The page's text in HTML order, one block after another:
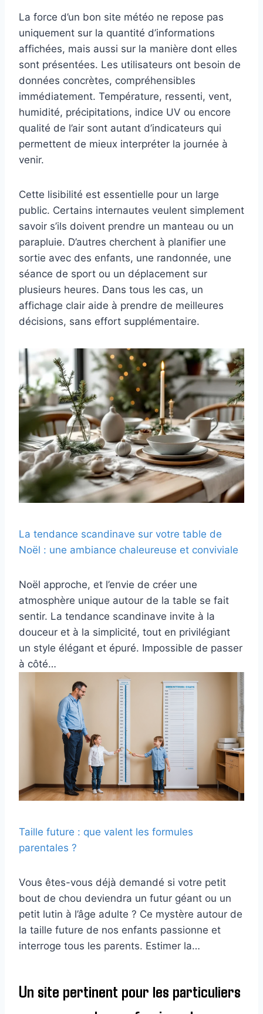
La force d’un bon site météo ne repose pas
uniquement sur la quantité d’informations
affichées, mais aussi sur la manière dont elles
sont présentées. Les utilisateurs ont besoin de
données concrètes, compréhensibles
immédiatement. Température, ressenti, vent,
humidité, précipitations, indice UV ou encore
qualité de l’air sont autant d’indicateurs qui
permettent de mieux interpréter la journée à
venir.
Cette lisibilité est essentielle pour un large
public. Certains internautes veulent simplement
savoir s’ils doivent prendre un manteau ou un
parapluie. D’autres cherchent à planifier une
sortie avec des enfants, une randonnée, une
séance de sport ou un déplacement sur
plusieurs heures. Dans tous les cas, un
affichage clair aide à prendre de meilleures
décisions, sans effort supplémentaire.
La tendance scandinave sur votre table de
Noël : une ambiance chaleureuse et conviviale
Noël approche, et l’envie de créer une
atmosphère unique autour de la table se fait
sentir. La tendance scandinave invite à la
douceur et à la simplicité, tout en privilégiant
un style élégant et épuré. Impossible de passer
à côté…
Taille future : que valent les formules
parentales ?
Vous êtes-vous déjà demandé si votre petit
bout de chou deviendra un futur géant ou un
petit lutin à l’âge adulte ? Ce mystère autour de
la taille future de nos enfants passionne et
interroge tous les parents. Estimer la…
Un site pertinent pour les particuliers